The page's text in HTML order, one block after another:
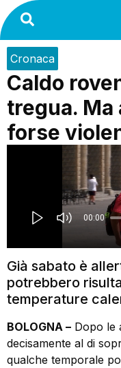
Cronaca
Caldo
tregua. Ma
forse
Già sabato è
potrebbero
temperature
BOLOGNA – Dopo le
decisamente al di
qualche temporale